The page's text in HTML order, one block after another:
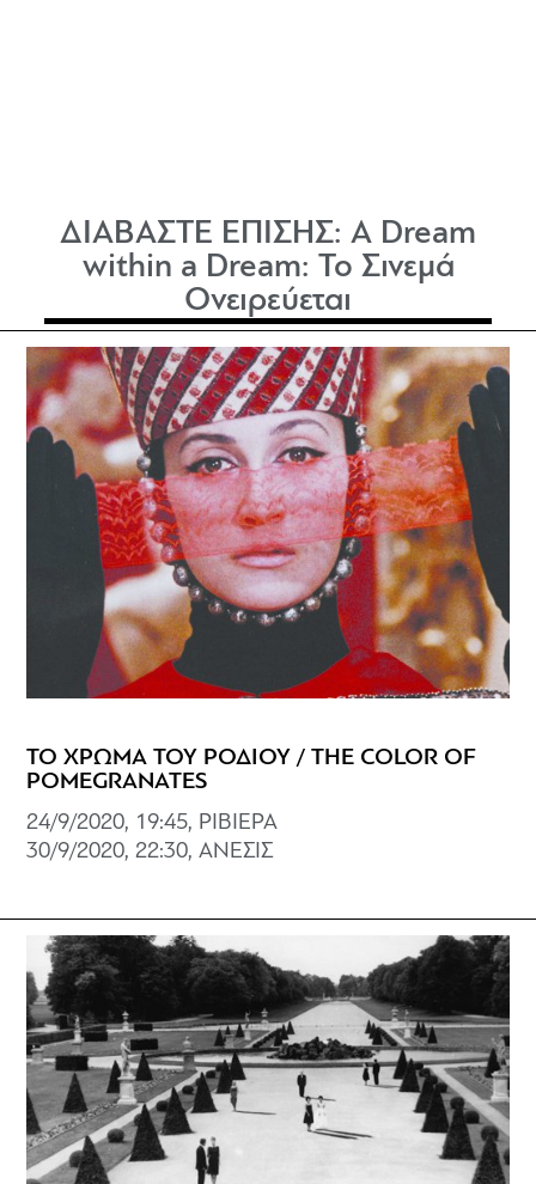
ΔΙΑΒΑΣΤΕ ΕΠΙΣΗΣ: A Dream
within a Dream: Το Σινεμά
Ονειρεύεται
ΤΟ ΧΡΩΜΑ ΤΟΥ ΡΟΔΙΟΥ / THE COLOR OF
POMEGRANATES
24/9/2020, 19:45, ΡΙΒΙΕΡΑ
30/9/2020, 22:30, ΑΝΕΣΙΣ